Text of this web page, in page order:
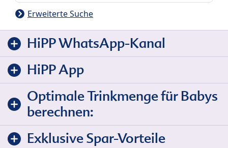
Erweiterte Suche
HiPP WhatsApp-Kanal
HiPP App
Optimale Trinkmenge für Babys
berechnen:
Exklusive Spar-Vorteile